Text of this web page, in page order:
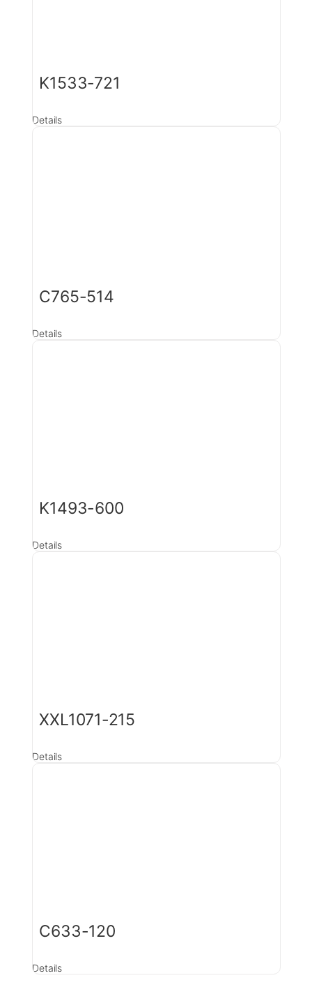
K1533-721
Details
C765-514
Details
K1493-600
Details
XXL1071-215
Details
C633-120
Details